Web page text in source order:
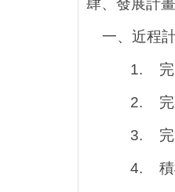
肆、發展計畫
一、近程
1.
2.
3.
4.